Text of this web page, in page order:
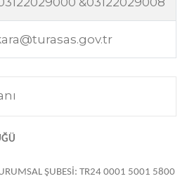
ŞUBESİ: TR24 0001 5001 5800